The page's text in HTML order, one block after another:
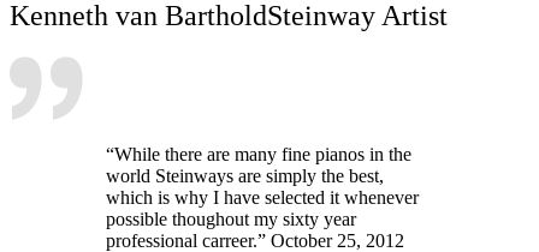
Kenneth van BartholdSteinway Artist
“While there are many fine pianos in the
world Steinways are simply the best,
which is why I have selected it whenever
possible thoughout my sixty year
professional carreer.” October 25, 2012